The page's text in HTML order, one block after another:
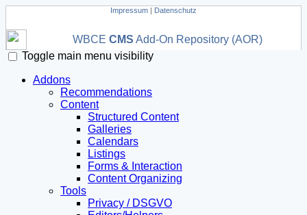
Impressum | Datenschutz
WBCE CMS Add-On Repository (AOR)
Toggle main menu visibility
Addons
Recommendations
Content
Structured Content
Galleries
Calendars
Listings
Forms & Interaction
Content Organizing
Tools
Privacy / DSGVO